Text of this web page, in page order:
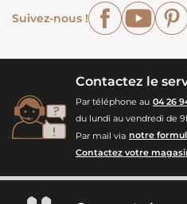
Suivez-nous !
Facebook
Contactez le
Par téléphone au 04 26
du lundi au vendredi de
Par mail via notre
Contactez votre